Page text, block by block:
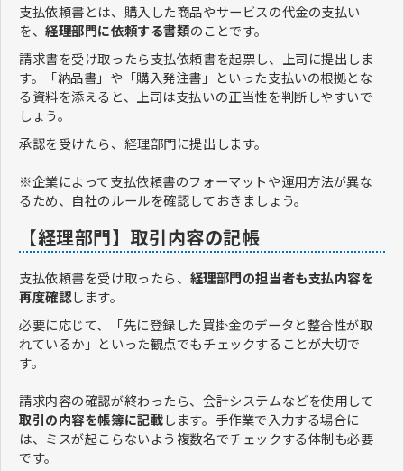
支払依頼書とは、購入した商品やサービスの代金の支払い
を、経理部門に依頼する書類のことです。
請求書を受け取ったら支払依頼書を起票し、上司に提出しま
す。「納品書」や「購入発注書」といった支払いの根拠とな
る資料を添えると、上司は支払いの正当性を判断しやすいで
しょう。
承認を受けたら、経理部門に提出します。
※企業によって支払依頼書のフォーマットや運用方法が異な
るため、自社のルールを確認しておきましょう。
【経理部門】取引内容の記帳
支払依頼書を受け取ったら、 経理部門の担当者も支払内容を
再度確認します。
必要に応じて、「先に登録した買掛金のデータと整合性が取
れているか」といった観点でもチェックすることが大切で
す。
請求内容の確認が終わったら、会計システムなどを使用して
取引の内容を帳簿に記載します。手作業で入力する場合に
は、ミスが起こらないよう複数名でチェックする体制も必要
です。